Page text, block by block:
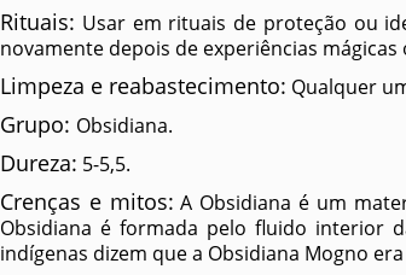
Rituais: Usar em rituais de proteção ou
novamente depois de experiências mágicas
Limpeza e reabastecimento: Qualquer
Grupo: Obsidiana.
Dureza: 5-5,5.
Crenças e mitos: A Obsidiana é um
Obsidiana é formada pelo fluido interior
indígenas dizem que a Obsidiana Mogno